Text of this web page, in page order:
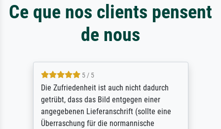
Ce que nos clients pensent
de nous
5 / 5
Die Zufriedenheit ist auch nicht dadurch
getrübt, dass das Bild entgegen einer
angegebenen Lieferanschrift (sollte eine
Überraschung für die normannische